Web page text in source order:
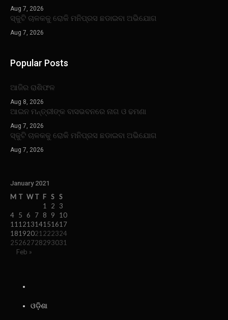
Aug 7, 2026
ସ୍କୁଟି ଚାଳକକୁ ରୋକି ମନିପ୍ରସ ଛଡାଇବା ଅଭିଯୋଗ
Aug 7, 2026
Popular Posts
ଆଜିର ରାଶିଫଳ
Aug 8, 2026
ଆଇନ ମନ୍ତ୍ରୀଙ୍କ ବାସଭବନରେ ନାଗ ଓ ଢମଣା
Aug 7, 2026
ସ୍କୁଟି ଚାଳକକୁ ରୋକି ମନିପ୍ରସ ଛଡାଇବା ଅଭିଯୋଗ
Aug 7, 2026
January 2021
M T W T F S S
1
2
3
4 5 6 7 8 9
10
11 121314151617
18192021 222324
25262728293031
Feb »
ଓଡ଼ିଶା